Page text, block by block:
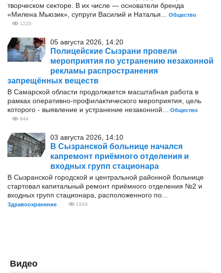
творческом секторе. В их числе — основатели бренда
«Милена Мьюзик», супруги Василий и Наталья...
Общество
1220
05 августа 2026, 14:20
Полицейские Сызрани провели
мероприятия по устранению незаконной
рекламы распространения
запрещённых веществ
В Самарской области продолжается масштабная работа в
рамках оперативно‑профилактического мероприятия, цель
которого - выявление и устранение незаконной...
Общество
944
03 августа 2026, 14:10
В Сызранской больнице начался
капремонт приёмного отделения и
входных групп стационара
В Сызранской городской и центральной районной больнице
стартовал капитальный ремонт приёмного отделения №2 и
входных групп стационара, расположенного по...
Здравоохранение 1544
Видео